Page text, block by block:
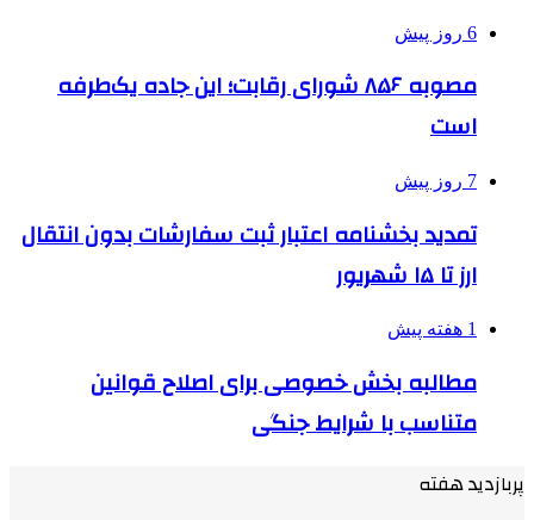
6 روز پیش
مصوبه ۸۵۶ شورای رقابت؛ این جاده یک‌طرفه
است
7 روز پیش
تمدید بخشنامه اعتبار ثبت سفارشات بدون انتقال
ارز تا ۱۵ شهریور
1 هفته پیش
مطالبه بخش خصوصی برای اصلاح قوانین
متناسب با شرایط جنگی
پربازدید هفته